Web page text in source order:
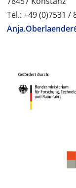
Tel.: +49 (0)7531 /